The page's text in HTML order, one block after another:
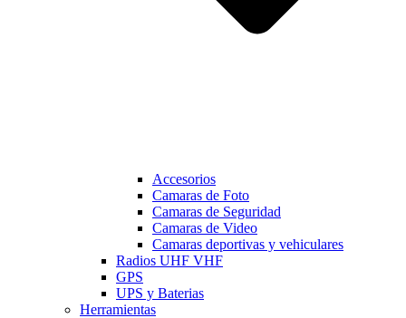
Accesorios
Camaras de Foto
Camaras de Seguridad
Camaras de Video
Camaras deportivas y vehiculares
Radios UHF VHF
GPS
UPS y Baterias
Herramientas